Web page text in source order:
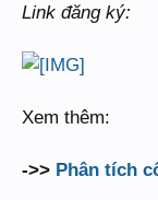
Link đăng ký:
Xem thêm:
->> Phân tích